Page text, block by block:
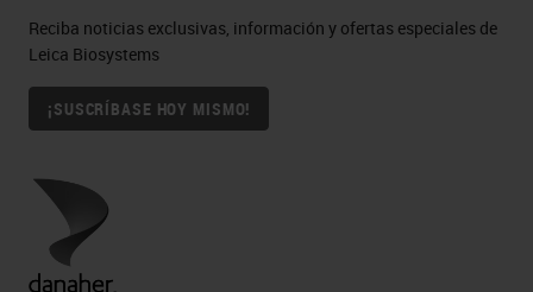
Reciba noticias exclusivas, información y ofertas especiales de
Leica Biosystems
¡SUSCRÍBASE HOY MISMO!